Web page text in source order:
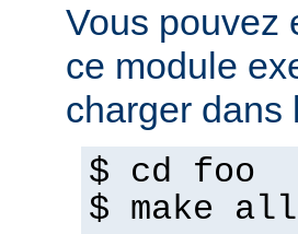
Vous pouvez
ce module
charger dans
$ cd foo
$ make